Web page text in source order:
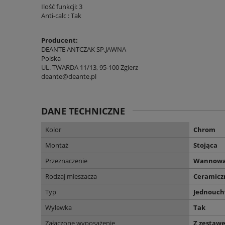
Ilość funkcji: 3
Anti-calc : Tak
Producent:
DEANTE ANTCZAK SP.JAWNA
Polska
UL. TWARDA 11/13, 95-100 Zgierz
deante@deante.pl
DANE TECHNICZNE
Kolor
Chrom
Montaż
Stojąca
Przeznaczenie
Rodzaj mieszacza
Typ
Wylewka
Tak
Załączone wyposażenie
Z